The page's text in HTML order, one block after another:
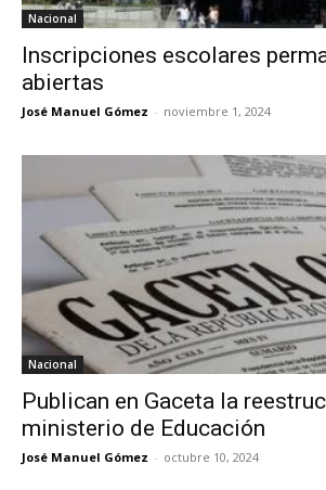
Nacional
Inscripciones escolares
abiertas
José Manuel Gómez - noviembre 1, 2024
Nacional
Publican en Gaceta la
ministerio de Educación
José Manuel Gómez - octubre 10, 2024